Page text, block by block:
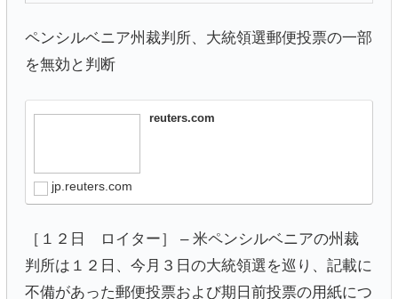
ペンシルベニア州裁判所、大統領選郵便投票の一部
を無効と判断
reuters.com
jp.reuters.com
［１２日 ロイター］ – 米ペンシルベニアの州裁
判所は１２日、今月３日の大統領選を巡り、記載に
不備があった郵便投票および期日前投票の用紙につ